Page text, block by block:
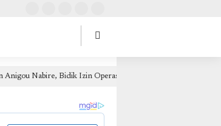
"light", lang: "id" }, }); });
Bidik Izin Operasional Akhir 2026